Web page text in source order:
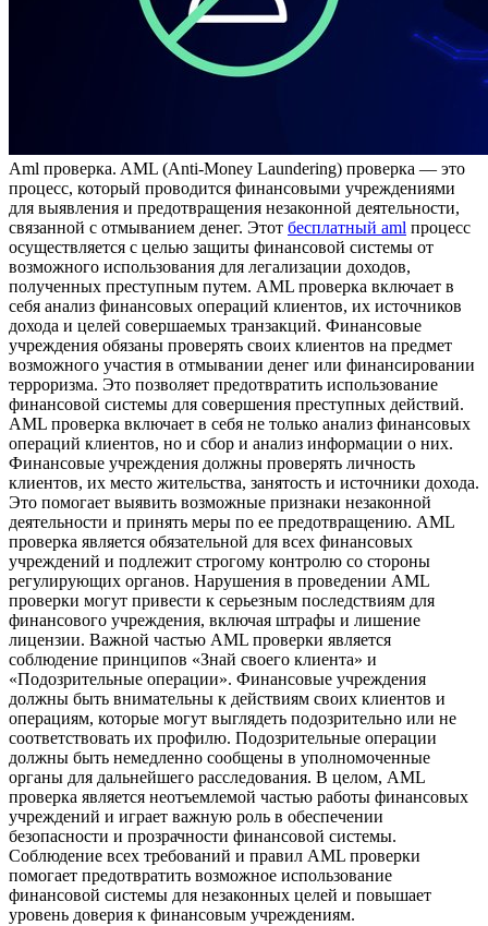
Aml прoвeркa. AML (Anti-Money Laundering) прoвeркa — этo
процесс, который проводится финансовыми учреждениями
для выявления и предотвращения незаконной деятельности,
связанной с отмыванием денег. Этот бесплатный aml процесс
осуществляется с целью защиты финансовой системы от
возможного использования для легализации доходов,
полученных преступным путем. AML проверка включает в
себя анализ финансовых операций клиентов, их источников
дохода и целей совершаемых транзакций. Финансовые
учреждения обязаны проверять своих клиентов на предмет
возможного участия в отмывании денег или финансировании
терроризма. Это позволяет предотвратить использование
финансовой системы для совершения преступных действий.
AML проверка включает в себя не только анализ финансовых
операций клиентов, но и сбор и анализ информации о них.
Финансовые учреждения должны проверять личность
клиентов, их место жительства, занятость и источники дохода.
Это помогает выявить возможные признаки незаконной
деятельности и принять меры по ее предотвращению. AML
проверка является обязательной для всех финансовых
учреждений и подлежит строгому контролю со стороны
регулирующих органов. Нарушения в проведении AML
проверки могут привести к серьезным последствиям для
финансового учреждения, включая штрафы и лишение
лицензии. Важной частью AML проверки является
соблюдение принципов «Знай своего клиента» и
«Подозрительные операции». Финансовые учреждения
должны быть внимательны к действиям своих клиентов и
операциям, которые могут выглядеть подозрительно или не
соответствовать их профилю. Подозрительные операции
должны быть немедленно сообщены в уполномоченные
органы для дальнейшего расследования. В целом, AML
проверка является неотъемлемой частью работы финансовых
учреждений и играет важную роль в обеспечении
безопасности и прозрачности финансовой системы.
Соблюдение всех требований и правил AML проверки
помогает предотвратить возможное использование
финансовой системы для незаконных целей и повышает
уровень доверия к финансовым учреждениям.